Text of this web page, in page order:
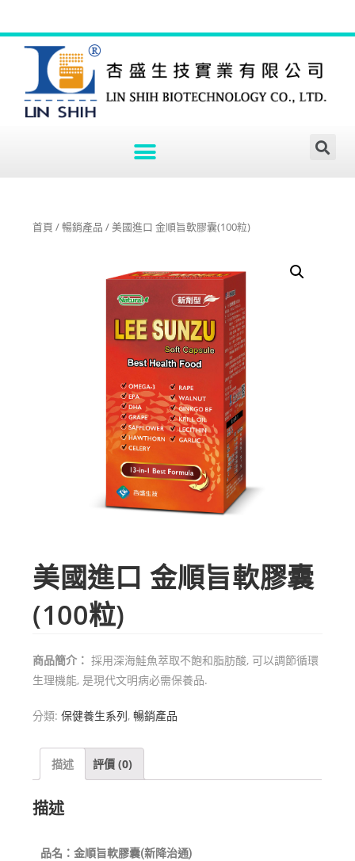
首頁 /暢銷產品 / 美國進口 金順旨軟膠囊(100粒)
美國進口 金順旨軟膠囊
(100粒)
商品簡介： 採用深海鮭魚萃取不飽和脂肪酸, 可以調節循環
生理機能, 是現代文明病必需保養品.
分類:保健養生系列,暢銷產品
描述 評價 (0)
描述
品名 ：金順旨軟膠囊(新降治通)